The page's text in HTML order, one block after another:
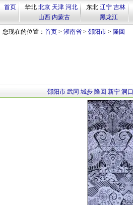
首页 华北 北京 天津 河北
山西 内蒙古
东北 辽宁 吉林
黑龙江
您现在的位置： 首页 > 湖南省 > 邵阳市 > 隆回
邵阳市 武冈 城步 隆回 新宁 洞